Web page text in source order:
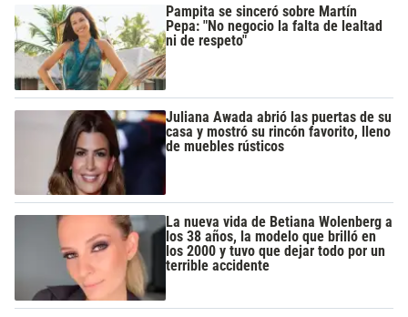
Pampita se sinceró sobre Martín
Pepa: "No negocio la falta de lealtad
ni de respeto"
Juliana Awada abrió las puertas de su
casa y mostró su rincón favorito, lleno
de muebles rústicos
La nueva vida de Betiana Wolenberg a
los 38 años, la modelo que brilló en
los 2000 y tuvo que dejar todo por un
terrible accidente